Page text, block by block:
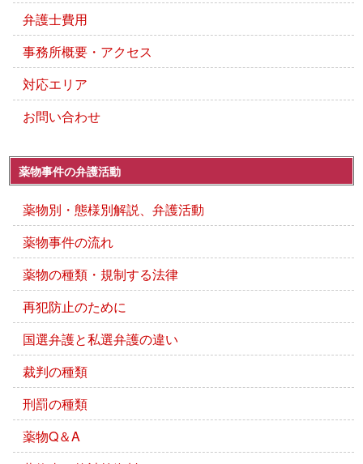
弁護士費用
事務所概要・アクセス
対応エリア
お問い合わせ
薬物事件の弁護活動
薬物別・態様別解説、弁護活動
薬物事件の流れ
薬物の種類・規制する法律
再犯防止のために
国選弁護と私選弁護の違い
裁判の種類
刑罰の種類
薬物Q＆A